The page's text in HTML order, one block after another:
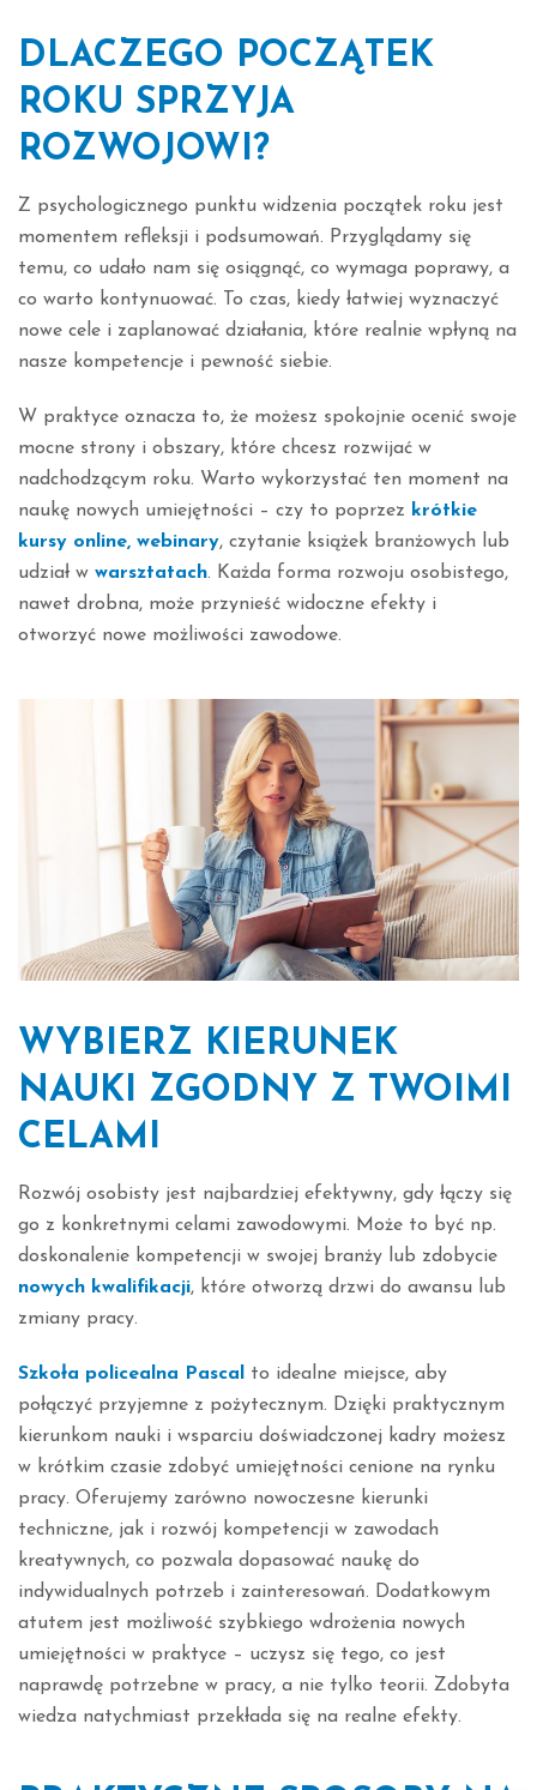
DLACZEGO POCZĄTEK
ROKU SPRZYJA
ROZWOJOWI?
Z psychologicznego punktu widzenia początek roku jest
momentem refleksji i podsumowań. Przyglądamy się
temu, co udało nam się osiągnąć, co wymaga poprawy, a
co warto kontynuować. To czas, kiedy łatwiej wyznaczyć
nowe cele i zaplanować działania, które realnie wpłyną na
nasze kompetencje i pewność siebie.
W praktyce oznacza to, że możesz spokojnie ocenić swoje
mocne strony i obszary, które chcesz rozwijać w
nadchodzącym roku. Warto wykorzystać ten moment na
naukę nowych umiejętności – czy to poprzez krótkie
kursy online, webinary, czytanie książek branżowych lub
udział w warsztatach. Każda forma rozwoju osobistego,
nawet drobna, może przynieść widoczne efekty i
otworzyć nowe możliwości zawodowe.
WYBIERZ KIERUNEK
NAUKI ZGODNY Z TWOIMI
CELAMI
Rozwój osobisty jest najbardziej efektywny, gdy łączy się
go z konkretnymi celami zawodowymi. Może to być np.
doskonalenie kompetencji w swojej branży lub zdobycie
nowych kwalifikacji, które otworzą drzwi do awansu lub
zmiany pracy.
Szkoła policealna Pascal
to idealne miejsce, aby
połączyć przyjemne z pożytecznym. Dzięki praktycznym
kierunkom nauki i wsparciu doświadczonej kadry możesz
w krótkim czasie zdobyć umiejętności cenione na rynku
pracy. Oferujemy zarówno nowoczesne kierunki
techniczne, jak i rozwój kompetencji w zawodach
kreatywnych, co pozwala dopasować naukę do
indywidualnych potrzeb i zainteresowań. Dodatkowym
atutem jest możliwość szybkiego wdrożenia nowych
umiejętności w praktyce – uczysz się tego, co jest
naprawdę potrzebne w pracy, a nie tylko teorii. Zdobyta
wiedza natychmiast przekłada się na realne efekty.